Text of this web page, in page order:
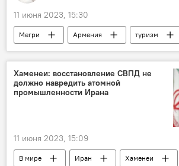
11 июня 2023, 15:30
Мегри Армения
туризм
Колумнисты
приграничье
Культура
гранат
хурма крепость Мегри
Хаменеи: восстановление СВПД не
должно навредить атомной
промышленности Ирана
11 июня 2023, 15:09
В мире Иран
Хаменеи